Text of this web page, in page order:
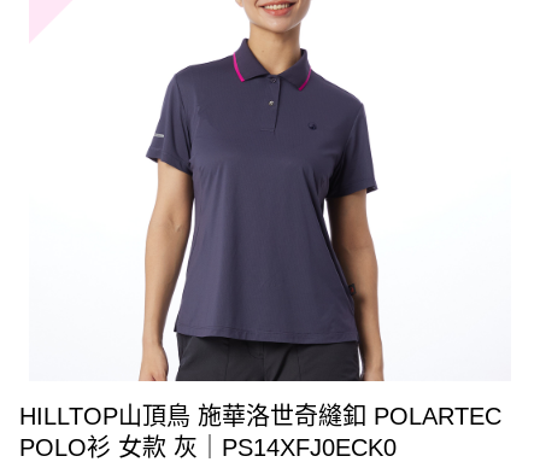
HILLTOP山頂鳥 施華洛世奇縫釦 POLARTEC
POLO衫 女款 灰｜PS14XFJ0ECK0